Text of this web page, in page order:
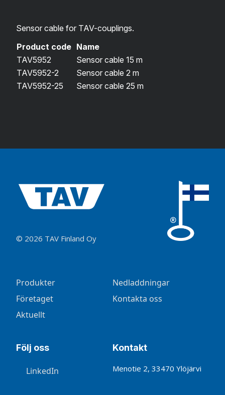
Sensor cable for TAV-couplings.
Product code Name
TAV5952
Sensor cable 15 m
TAV5952-2
Sensor cable 2 m
TAV5952-25
Sensor cable 25 m
© 2026 TAV Finland Oy
Produkter
Företaget
Aktuellt
Nedladdningar
Kontakta oss
Följ oss
LinkedIn
Kontakt
Menotie 2, 33470 Ylöjärvi